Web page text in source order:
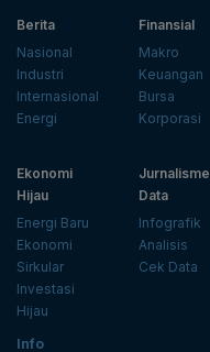
Berita
Nasional
Industri
Internasional
Energi
Finansial
Makro
Keuangan
Bursa
Korporasi
Ekonomi
Hijau
Energi Baru
Ekonomi
Sirkular
Investasi
Hijau
Jurnalisme
Data
Infografik
Analisis
Cek Data
Info